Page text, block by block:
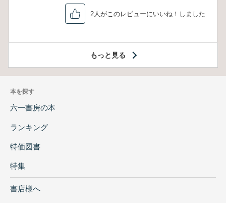
2人がこのレビューにいいね！しました
もっと見る
本を探す
六一書房の本
ランキング
特価図書
特集
書店様へ